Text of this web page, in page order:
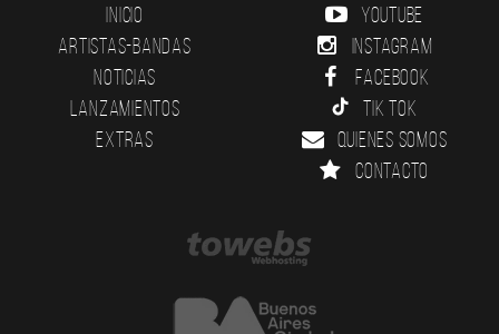
Inicio
Artistas-Bandas
Noticias
Lanzamientos
Extras
YouTube
Instagram
Facebook
Tik Tok
Quienes somos
Contacto